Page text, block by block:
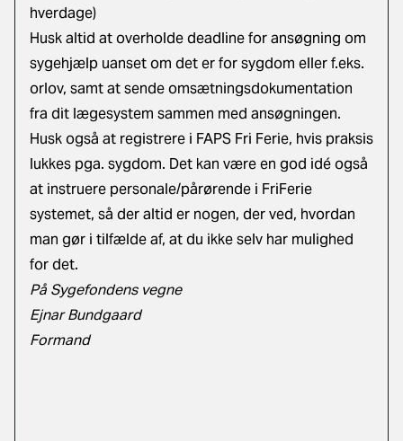
hverdage)
Husk altid atoverholde deadline for ansøgning om
sygehjælp uanset om det er for sygdom eller f.eks.
orlov, samt at sendeomsætningsdokumentation
fra dit lægesystem sammen med ansøgningen.
Husk også at registrere i FAPS Fri Ferie, hvis praksis
lukkes pga. sygdom. Det kan være en god idé også
at instruere personale/pårørende i FriFerie
systemet, så der altid er nogen, der ved, hvordan
man gør i tilfælde af, at du ikke selv har mulighed
for det.
På Sygefondens vegne
Ejnar Bundgaard
Formand